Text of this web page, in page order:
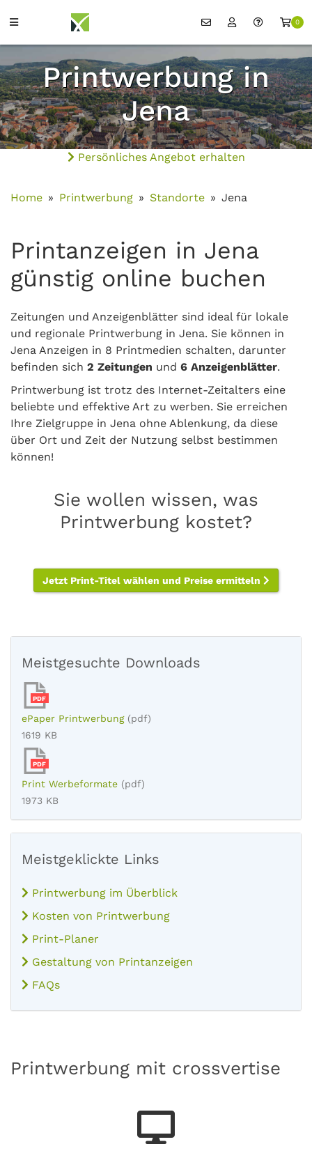
0
Printwerbung in
Jena
Persönliches Angebot erhalten
Home Printwerbung Standorte Jena
Printanzeigen in Jena
günstig online buchen
Zeitungen und Anzeigenblätter sind ideal für lokale
und regionale Printwerbung in Jena. Sie können in
Jena Anzeigen in 8 Printmedien schalten, darunter
befinden sich 2 Zeitungen und 6 Anzeigenblätter.
Printwerbung ist trotz des Internet-Zeitalters eine
beliebte und effektive Art zu werben. Sie erreichen
Ihre Zielgruppe in Jena ohne Ablenkung, da diese
über Ort und Zeit der Nutzung selbst bestimmen
können!
Sie wollen wissen, was
Printwerbung kostet?
Jetzt Print-Titel wählen und Preise ermitteln
Meistgesuchte Downloads
PDF
ePaper Printwerbung (pdf)
1619 KB
PDF
Print Werbeformate (pdf)
1973 KB
Meistgeklickte Links
Printwerbung im Überblick
Kosten von Printwerbung
Print-Planer
Gestaltung von Printanzeigen
FAQs
Printwerbung mit crossvertise